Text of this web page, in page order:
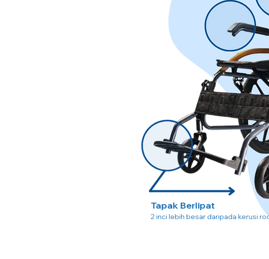
Tapak Berlipat
2 inci lebih besar daripada kerusi